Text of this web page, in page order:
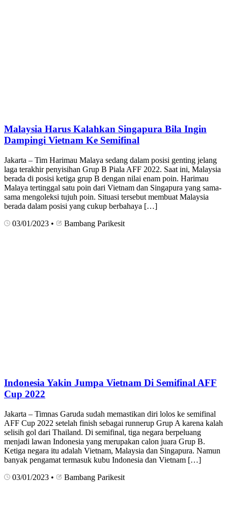
Malaysia Harus Kalahkan Singapura Bila Ingin
Dampingi Vietnam Ke Semifinal
Jakarta – Tim Harimau Malaya sedang dalam posisi genting jelang
laga terakhir penyisihan Grup B Piala AFF 2022. Saat ini, Malaysia
berada di posisi ketiga grup B dengan nilai enam poin. Harimau
Malaya tertinggal satu poin dari Vietnam dan Singapura yang sama-
sama mengoleksi tujuh poin. Situasi tersebut membuat Malaysia
berada dalam posisi yang cukup berbahaya […]
03/01/2023 • Bambang Parikesit
Indonesia Yakin Jumpa Vietnam Di Semifinal AFF
Cup 2022
Jakarta – Timnas Garuda sudah memastikan diri lolos ke semifinal
AFF Cup 2022 setelah finish sebagai runnerup Grup A karena kalah
selisih gol dari Thailand. Di semifinal, tiga negara berpeluang
menjadi lawan Indonesia yang merupakan calon juara Grup B.
Ketiga negara itu adalah Vietnam, Malaysia dan Singapura. Namun
banyak pengamat termasuk kubu Indonesia dan Vietnam […]
03/01/2023 • Bambang Parikesit